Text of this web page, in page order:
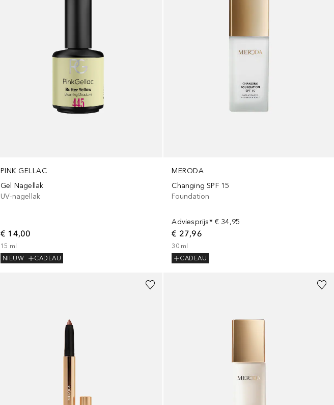
PINK GELLAC
Gel Nagellak
UV-nagellak
€ 14,00
15 ml
NIEUW
CADEAU
MERODA
Changing SPF 15
Foundation
Adviesprijs* € 34,95
€ 27,96
30 ml
CADEAU
+2